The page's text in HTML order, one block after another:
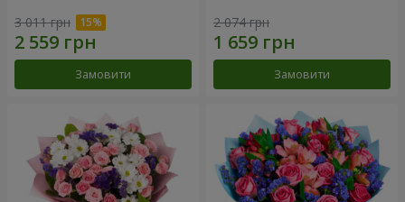
3 011 грн
Замовити
2 074 грн
Замовити